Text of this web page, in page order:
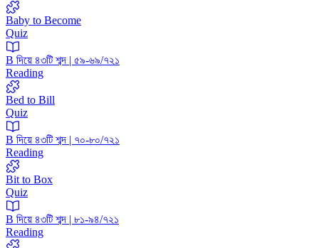
Baby to Become
Quiz
B দিয়ে ৪৩টি শব্দ | ৫৯-৬৯/৭২১
Reading
Bed to Bill
Quiz
B দিয়ে ৪৩টি শব্দ | ৭০-৮০/৭২১
Reading
Bit to Box
Quiz
B দিয়ে ৪৩টি শব্দ | ৮১-৯৪/৭২১
Reading